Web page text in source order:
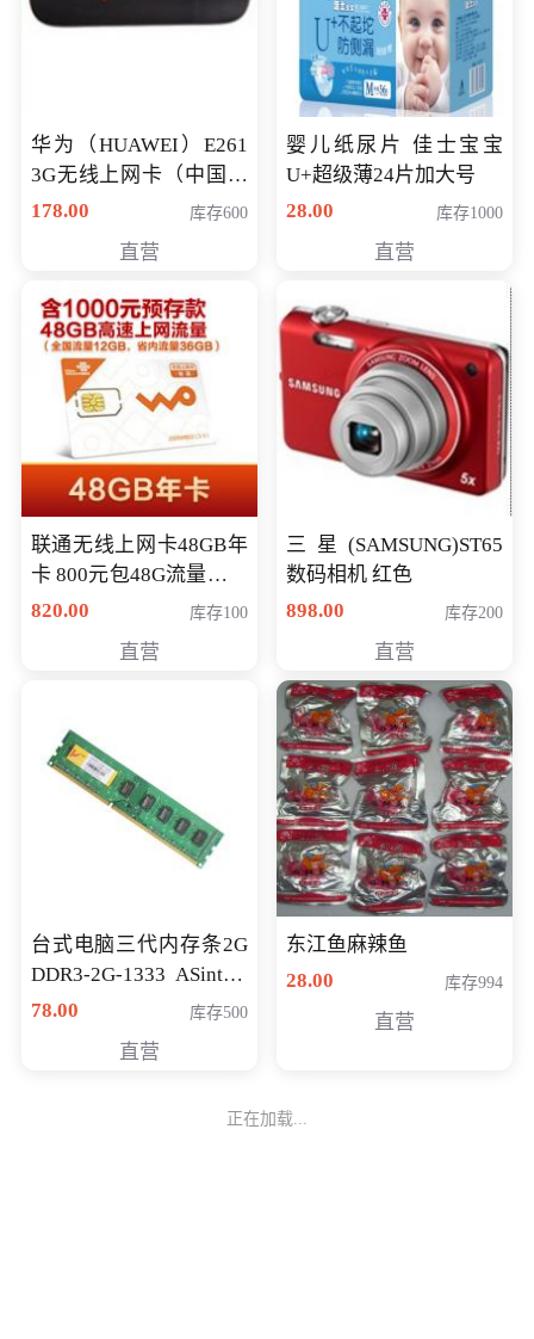
华为（HUAWEI）E261
3G无线上网卡（中国联
通）
178.00 库存600
直营
婴儿纸尿片 佳士宝宝
U+超级薄24片加大号
28.00
库存1000
直营
联通无线上网卡48GB年
卡 800元包48G流量，其
中全国流量12G，省内
820.00 库存100
直营
三星(SAMSUNG)ST65
数码相机 红色
898.00
库存200
直营
台式电脑三代内存条2G
DDR3-2G-1333 ASint昱
联品牌
78.00 库存500
直营
东江鱼麻辣鱼
28.00
库存994
直营
正在加载...